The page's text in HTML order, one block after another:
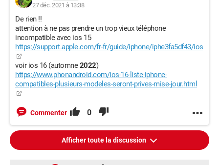
27 déc. 2021 à 13:38
De rien !!
attention à ne pas prendre un trop vieux téléphone
incompatible avec ios 15
https://support.apple.com/fr-fr/guide/iphone/iphe3fa5df43/ios
voir ios 16 (automne2022)
https://www.phonandroid.com/ios-16-liste-iphone-
compatibles-plusieurs-modeles-seront-prives-mise-jour.html
Commenter 0
Afficher toute la discussion